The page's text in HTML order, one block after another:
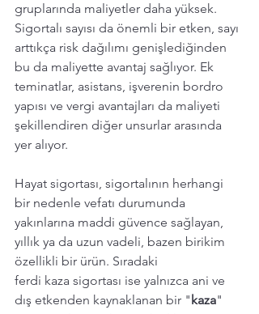
gruplarında maliyetler daha yüksek.
Sigortalı sayısı da önemli bir etken, sayı
arttıkça risk dağılımı genişlediğinden
bu da maliyette avantaj sağlıyor. Ek
teminatlar, asistans, işverenin bordro
yapısı ve vergi avantajları da maliyeti
şekillendiren diğer unsurlar arasında
yer alıyor.
Hayat sigortası, sigortalının herhangi
bir nedenle vefatı durumunda
yakınlarına maddi güvence sağlayan,
yıllık ya da uzun vadeli, bazen birikim
özellikli bir ürün. Sıradaki
ferdi kaza sigortası ise yalnızca ani ve
dış etkenden kaynaklanan bir " kaza"